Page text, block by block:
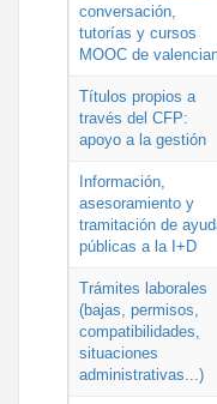
conversación,
tutorías y cursos
MOOC de
Títulos propios a
través del CFP:
apoyo a la gestión
Información,
asesoramiento y
tramitación de
públicas a la I+D
Trámites laborales
(bajas, permisos,
compatibilidades,
situaciones
administrativas...)